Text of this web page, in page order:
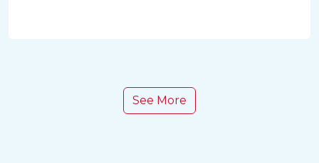
See More